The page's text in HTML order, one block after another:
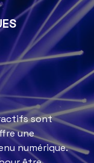
sont
une
numérique.